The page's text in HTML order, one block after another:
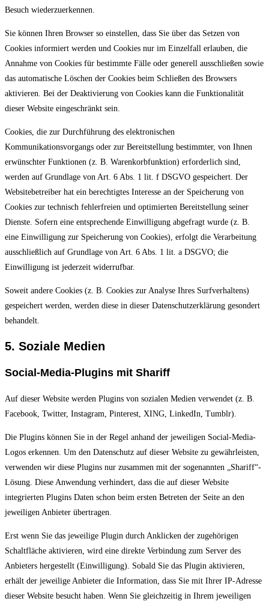
Besuch wiederzuerkennen.
Sie können Ihren Browser so einstellen, dass Sie über das Setzen von
Cookies informiert werden und Cookies nur im Einzelfall erlauben, die
Annahme von Cookies für bestimmte Fälle oder generell ausschließen sowie
das automatische Löschen der Cookies beim Schließen des Browsers
aktivieren. Bei der Deaktivierung von Cookies kann die Funktionalität
dieser Website eingeschränkt sein.
Cookies, die zur Durchführung des elektronischen
Kommunikationsvorgangs oder zur Bereitstellung bestimmter, von Ihnen
erwünschter Funktionen (z. B. Warenkorbfunktion) erforderlich sind,
werden auf Grundlage von Art. 6 Abs. 1 lit. f DSGVO gespeichert. Der
Websitebetreiber hat ein berechtigtes Interesse an der Speicherung von
Cookies zur technisch fehlerfreien und optimierten Bereitstellung seiner
Dienste. Sofern eine entsprechende Einwilligung abgefragt wurde (z. B.
eine Einwilligung zur Speicherung von Cookies), erfolgt die Verarbeitung
ausschließlich auf Grundlage von Art. 6 Abs. 1 lit. a DSGVO; die
Einwilligung ist jederzeit widerrufbar.
Soweit andere Cookies (z. B. Cookies zur Analyse Ihres Surfverhaltens)
gespeichert werden, werden diese in dieser Datenschutzerklärung gesondert
behandelt.
5. Soziale Medien
Social-Media-Plugins mit Shariff
Auf dieser Website werden Plugins von sozialen Medien verwendet (z. B.
Facebook, Twitter, Instagram, Pinterest, XING, LinkedIn, Tumblr).
Die Plugins können Sie in der Regel anhand der jeweiligen Social-Media-
Logos erkennen. Um den Datenschutz auf dieser Website zu gewährleisten,
verwenden wir diese Plugins nur zusammen mit der sogenannten „Shariff“-
Lösung. Diese Anwendung verhindert, dass die auf dieser Website
integrierten Plugins Daten schon beim ersten Betreten der Seite an den
jeweiligen Anbieter übertragen.
Erst wenn Sie das jeweilige Plugin durch Anklicken der zugehörigen
Schaltfläche aktivieren, wird eine direkte Verbindung zum Server des
Anbieters hergestellt (Einwilligung). Sobald Sie das Plugin aktivieren,
erhält der jeweilige Anbieter die Information, dass Sie mit Ihrer IP-Adresse
dieser Website besucht haben. Wenn Sie gleichzeitig in Ihrem jeweiligen